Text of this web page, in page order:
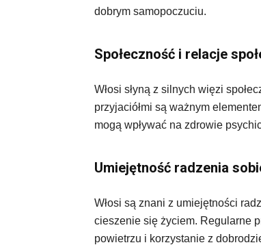
dobrym samopoczuciu.
Społeczność i relacje
Włosi słyną z silnych więzi
przyjaciółmi są ważnym
mogą wpływać na zdrowie
Umiejętność radzenia
Włosi są znani z umiejętności
cieszenie się życiem. Regularne
powietrzu i korzystanie z